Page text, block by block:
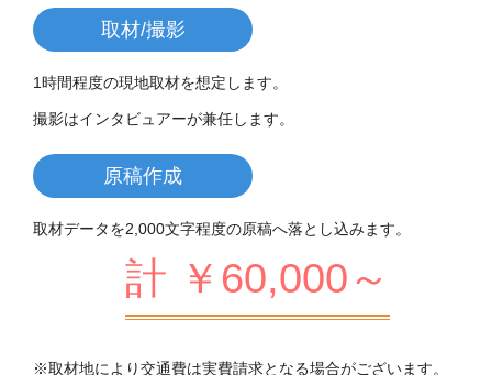
取材/撮影
1時間程度の現地取材を想定します。
撮影はインタビュアーが兼任します。
原稿作成
取材データを2,000文字程度の原稿へ落とし込みます。
計 ￥60,000～
※取材地により交通費は実費請求となる場合がございます。